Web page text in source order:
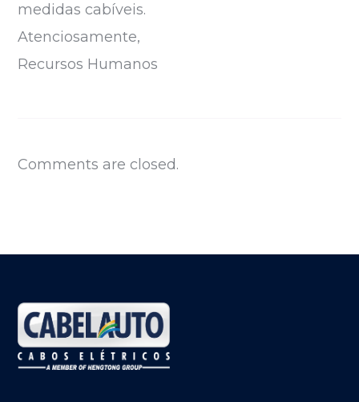
medidas cabíveis.
Atenciosamente,
Recursos Humanos
Comments are closed.